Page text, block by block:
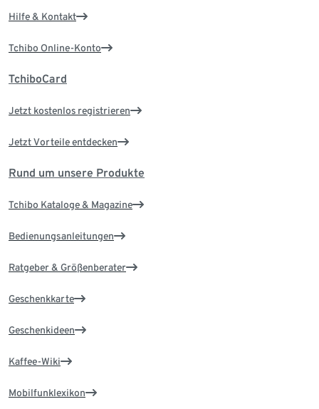
Hilfe & Kontakt
Tchibo Online-Konto
TchiboCard
Jetzt kostenlos registrieren
Jetzt Vorteile entdecken
Rund um unsere Produkte
Tchibo Kataloge & Magazine
Bedienungsanleitungen
Ratgeber & Größenberater
Geschenkkarte
Geschenkideen
Kaffee-Wiki
Mobilfunklexikon